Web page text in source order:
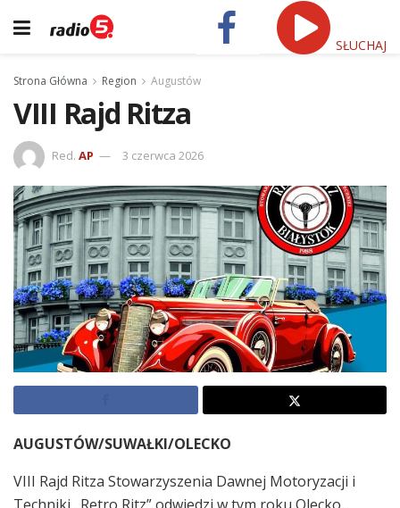
SŁUCHAJ
Strona Główna Region Augustów
VIII Rajd Ritza
Red. AP 3 czerwca 2026
AUGUSTÓW/SUWAŁKI/OLECKO
VIII Rajd Ritza Stowarzyszenia Dawnej Motoryzacji i